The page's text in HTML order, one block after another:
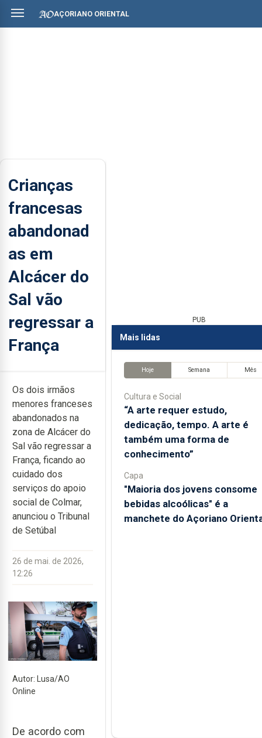
AÇORIANO ORIENTAL
Crianças
francesas
abandonad
as em
Alcácer do
Sal vão
regressar a
França
Os dois irmãos
menores franceses
abandonados na
zona de Alcácer do
Sal vão regressar a
França, ficando ao
cuidado dos
serviços do apoio
social de Colmar,
anunciou o Tribunal
de Setúbal
26 de mai. de 2026,
12:26
Autor: Lusa/AO
Online
De acordo com
PUB
Mais lidas
Hoje Semana Mês
Cultura e Social
“A arte requer estudo,
dedicação, tempo. A arte é
também uma forma de
conhecimento”
Capa
"Maioria dos jovens consome
bebidas alcoólicas" é a
manchete do Açoriano